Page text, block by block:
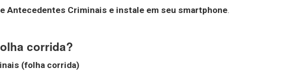
Antecedentes Criminais e instale em seu smartphone.
corrida?
(folha corrida)